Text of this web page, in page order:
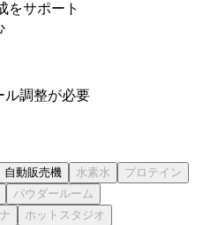
をサポート
ル調整が必要
自動販売機